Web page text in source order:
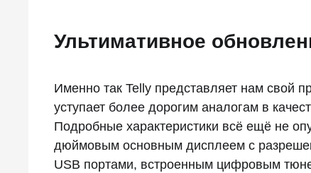
Ультимативное
Именно так Telly представляет нам свой
уступает более дорогим аналогам в
Подробные характеристики всё ещё не
дюймовым основным дисплеем с
USB портами, встроенным цифровым